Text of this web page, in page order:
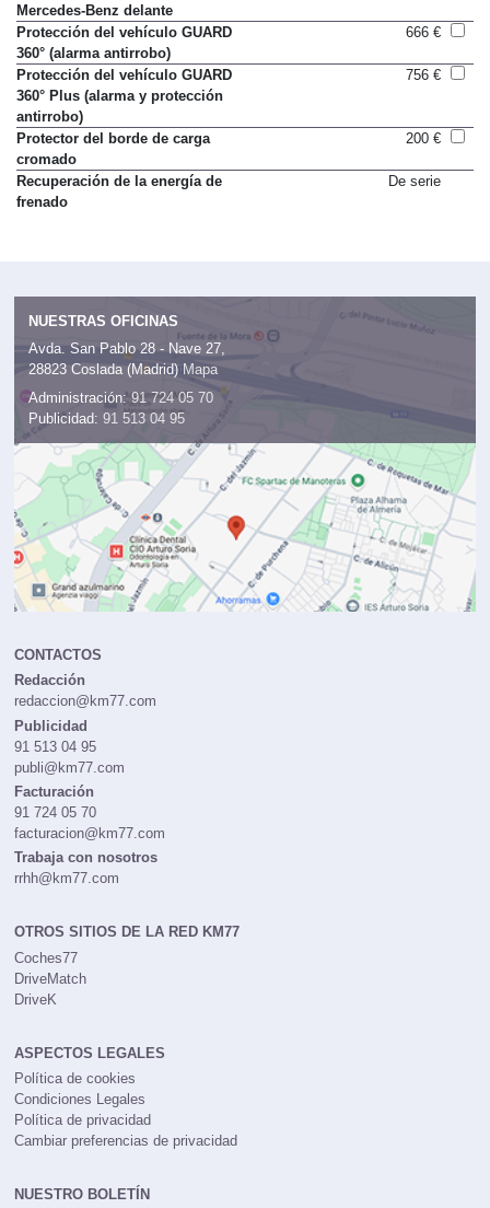
Mercedes-Benz delante
Protección del vehículo GUARD
360° (alarma antirrobo)
666 €
Protección del vehículo GUARD
360° Plus (alarma y protección
antirrobo)
756 €
Protector del borde de carga
cromado
200 €
Recuperación de la energía de
frenado
De serie
NUESTRAS OFICINAS
Avda. San Pablo 28 - Nave 27,
28823 Coslada (Madrid) Mapa
Administración: 91 724 05 70
Publicidad: 91 513 04 95
CONTACTOS
Redacción
redaccion@km77.com
Publicidad
91 513 04 95
publi@km77.com
Facturación
91 724 05 70
facturacion@km77.com
Trabaja con nosotros
rrhh@km77.com
OTROS SITIOS DE LA RED KM77
Coches77
DriveMatch
DriveK
ASPECTOS LEGALES
Política de cookies
Condiciones Legales
Política de privacidad
Cambiar preferencias de privacidad
NUESTRO BOLETÍN